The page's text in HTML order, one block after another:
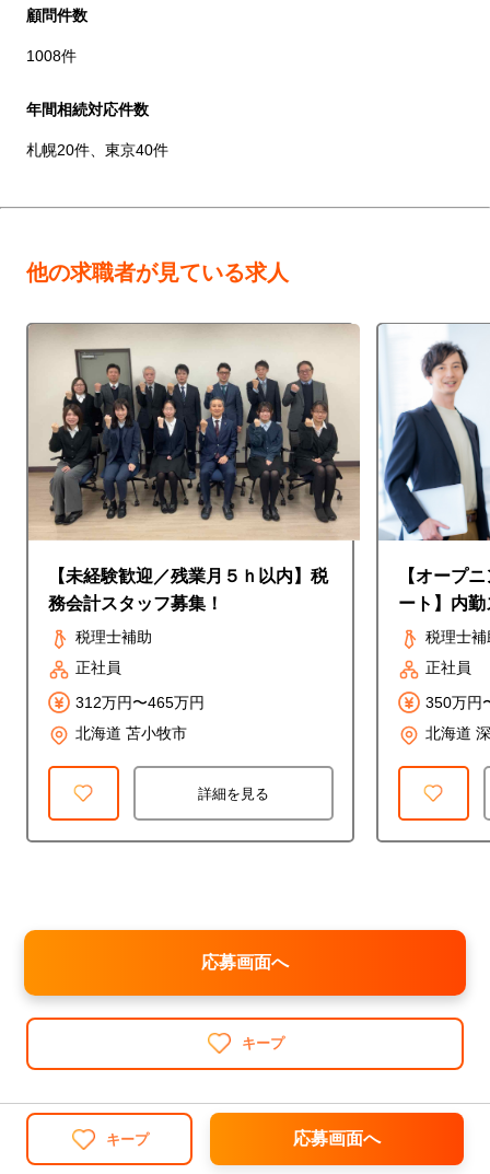
顧問件数
1008件
年間相続対応件数
札幌20件、東京40件
他の求職者が見ている求人
【未経験歓迎／残業月５ｈ以内】税
務会計スタッフ募集！
税理士補助
正社員
312万円〜465万円
北海道 苫小牧市
詳細を見る
【オープ
ート】内
税理士補
正社員
350万円
北海道
応募画面へ
キープ
キープ 応募画面へ